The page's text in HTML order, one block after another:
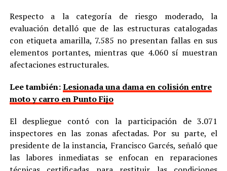
Respecto a la categoría de riesgo moderado, la
evaluación detalló que de las estructuras catalogadas
con etiqueta amarilla, 7.585 no presentan fallas en sus
elementos portantes, mientras que 4.060 sí muestran
afectaciones estructurales.
Lee también:Lesionada una dama en colisión entre
moto y carro en Punto Fijo
El despliegue contó con la participación de 3.071
inspectores en las zonas afectadas. Por su parte, el
presidente de la instancia, Francisco Garcés, señaló que
las labores inmediatas se enfocan en reparaciones